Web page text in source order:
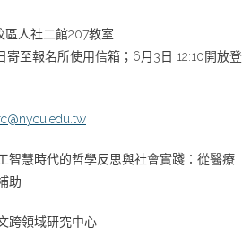
區人社二館207教室
寄至報名所使用信箱；6月3日 12:10開放登
智慧時代的哲學反思與社會實踐：從醫療
助
跨領域研究中心